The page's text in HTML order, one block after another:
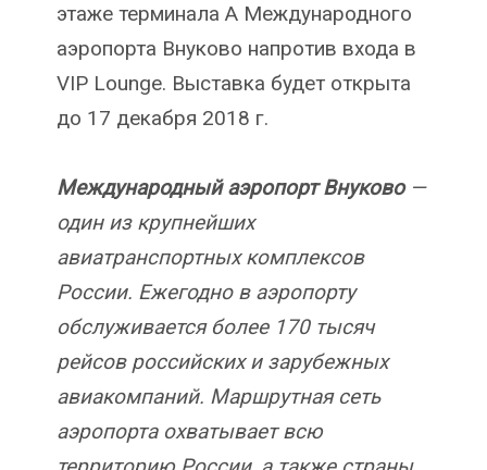
этаже терминала А Международного
аэропорта Внуково напротив входа в
VIP Lounge. Выставка будет открыта
до 17 декабря 2018 г.
Международный аэропорт Внуково—
один из крупнейших
авиатранспортных комплексов
России. Ежегодно в аэропорту
обслуживается более 170 тысяч
рейсов российских и зарубежных
авиакомпаний. Маршрутная сеть
аэропорта охватывает всю